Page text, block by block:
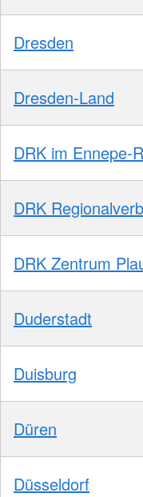
Dresden
Dresden-Land
DRK im Ennepe-
DRK
DRK Zentrum
Duderstadt
Duisburg
Düren
Düsseldorf